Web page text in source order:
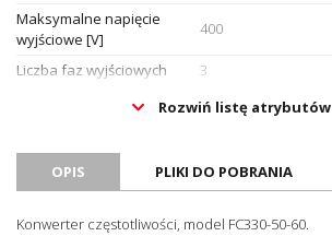
Maksymalne napięcie
wyjściowe [V]
400
Liczba faz wyjściowych
3
AC
Oznaczenie CE
Rozwiń listę atrybutów
OPIS PLIKI DO POBRANIA
Konwerter częstotliwości, model FC330-50-60.